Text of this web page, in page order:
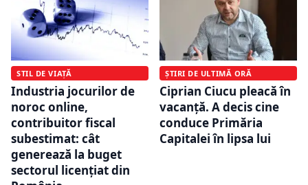
STIL DE VIAȚĂ
Industria jocurilor de
noroc online,
contribuitor fiscal
subestimat: cât
generează la buget
sectorul licențiat din
ȘTIRI DE ULTIMĂ ORĂ
Ciprian Ciucu pleacă în
vacanță. A decis cine
conduce Primăria
Capitalei în lipsa lui